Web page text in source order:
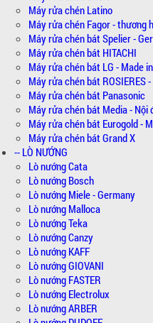
Máy rửa chén Latino
Máy rửa chén Fagor - thương
Máy rửa chén bát Spelier -
Máy rửa chén bát HITACHI
Máy rửa chén bát LG - Made
Máy rửa chén bát ROSIERES
Máy rửa chén bát Panasonic
Máy rửa chén bát Media - Nội
Máy rửa chén bát Eurogold -
Máy rửa chén bát Grand X
-- LÒ NƯỚNG
Lò nướng Cata
Lò nướng Bosch
Lò nướng Miele - Germany
Lò nướng Malloca
Lò nướng Teka
Lò nướng Canzy
Lò nướng KAFF
Lò nướng GIOVANI
Lò nướng FASTER
Lò nướng Electrolux
Lò nướng ARBER